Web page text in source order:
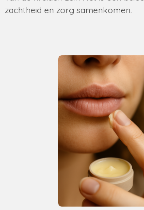
zachtheid en zorg samenkomen.